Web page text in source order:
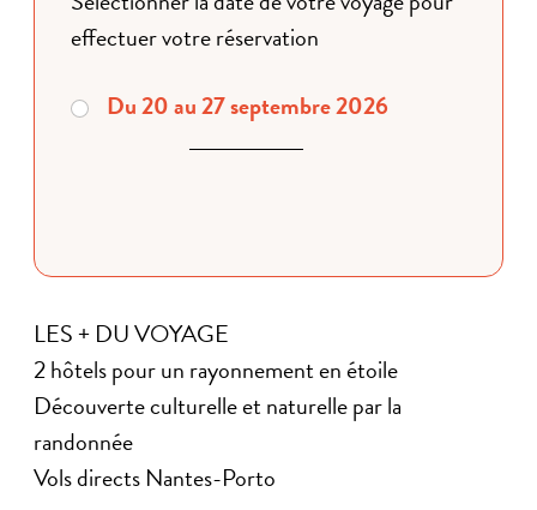
effectuer votre réservation
Du 20 au 27 septembre 2026
LES + DU VOYAGE
2 hôtels pour un rayonnement en étoile
Découverte culturelle et naturelle par la
randonnée
Vols directs Nantes-Porto